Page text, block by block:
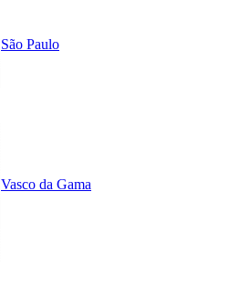
São Paulo
Vasco da Gama